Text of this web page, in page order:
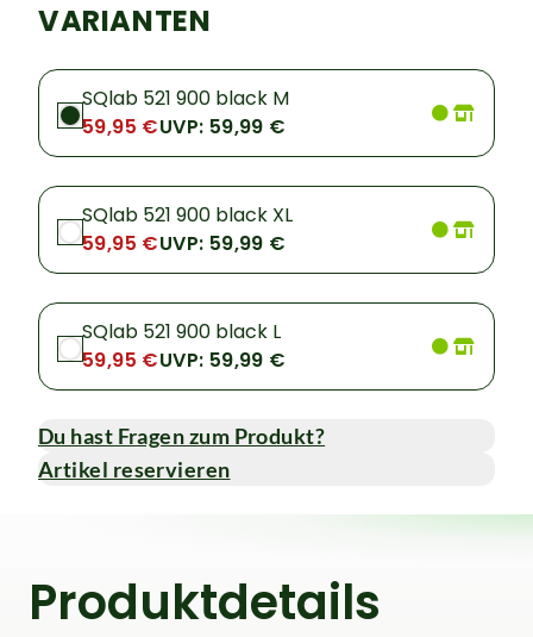
VARIANTEN
SQlab 521 900 black M
59,95 €UVP: 59,99 €
SQlab 521 900 black XL
59,95 €UVP: 59,99 €
SQlab 521 900 black L
59,95 €UVP: 59,99 €
Du hast Fragen zum Produkt?
Artikel reservieren
Produktdetails